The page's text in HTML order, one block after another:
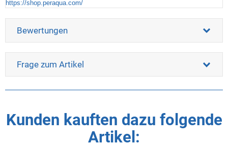
https://shop.peraqua.com/
Bewertungen
Frage zum Artikel
Kunden kauften dazu folgende
Artikel: